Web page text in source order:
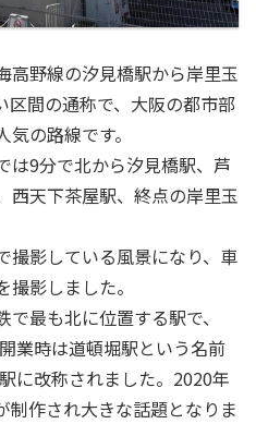
高野線の汐見橋駅から岸里玉
間の通称で、大阪の都市部
の路線です。
は9分で北から汐見橋駅、芦
西天下茶屋駅、終点の岸里玉
撮影している風景になり、車
影しました。
最も北に位置する駅で、
業時は道頓堀駅という名前
に改称されました。2020年
制作され大きな話題となりま